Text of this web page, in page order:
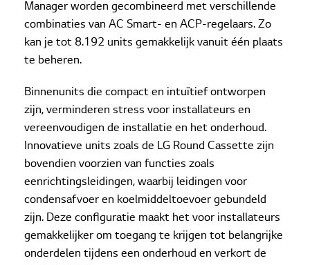
Manager worden gecombineerd met verschillende
combinaties van AC Smart- en ACP-regelaars. Zo
kan je tot 8.192 units gemakkelijk vanuit één plaats
te beheren.
Binnenunits die compact en intuïtief ontworpen
zijn, verminderen stress voor installateurs en
vereenvoudigen de installatie en het onderhoud.
Innovatieve units zoals de LG Round Cassette zijn
bovendien voorzien van functies zoals
eenrichtingsleidingen, waarbij leidingen voor
condensafvoer en koelmiddeltoevoer gebundeld
zijn. Deze configuratie maakt het voor installateurs
gemakkelijker om toegang te krijgen tot belangrijke
onderdelen tijdens een onderhoud en verkort de